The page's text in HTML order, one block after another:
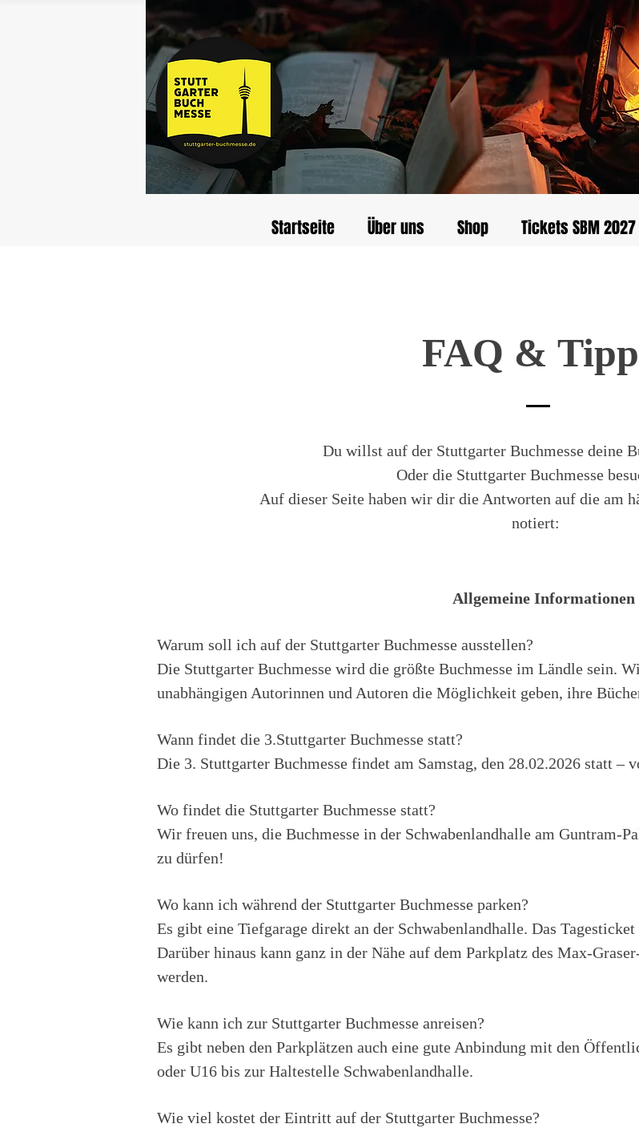
Startseite Über uns Shop Tickets SBM 2027
FAQ &
Du willst auf der Stuttgarter Buchmesse deine
Oder die Stuttgarter Buchmesse
Auf dieser Seite haben wir dir die Antworten auf die am
notiert:
Allgemeine Informationen
Warum soll ich auf der Stuttgarter Buchmesse ausstellen?
Die Stuttgarter Buchmesse wird die größte Buchmesse im Ländle sein.
unabhängigen Autorinnen und Autoren die Möglichkeit geben, ihre
Wann findet die 3.Stuttgarter Buchmesse statt?
Die 3. Stuttgarter Buchmesse findet am Samstag, den 28.02.2026 statt –
Wo findet die Stuttgarter Buchmesse statt?
Wir freuen uns, die Buchmesse in der Schwabenlandhalle am Guntram-
zu dürfen!
Wo kann ich während der Stuttgarter Buchmesse parken?
Es gibt eine Tiefgarage direkt an der Schwabenlandhalle. Das
Darüber hinaus kann ganz in der Nähe auf dem Parkplatz des Max-
werden.
Wie kann ich zur Stuttgarter Buchmesse anreisen?
Es gibt neben den Parkplätzen auch eine gute Anbindung mit den
oder U16 bis zur Haltestelle Schwabenlandhalle.
Wie viel kostet der Eintritt auf der Stuttgarter Buchmesse?